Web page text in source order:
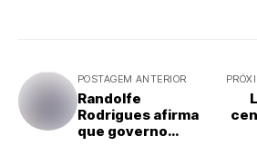
POSTAGEM ANTERIOR
Randolfe
Rodrigues afirma
que governo